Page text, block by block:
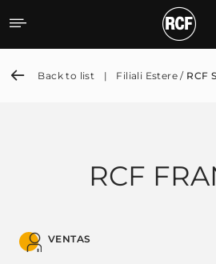
RCF SPAIN Staff
Back to list | Filiali Estere / RCF
RCF
VENTAS